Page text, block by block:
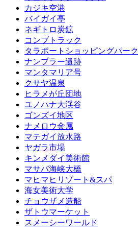
カジキ空港
バイガイ亭
ネギトロ炭鉱
コンブトラック
タラポートショッピングパーク
ナンプラー遺跡
マンタマリア号
クサヤ温泉
ヒラメが丘団地
ユノハナ大渓谷
ゴンズイ地区
ナメロウ金属
マテガイ放水路
ヤガラ市場
キンメダイ美術館
マサバ海峡大橋
マヒマヒリゾート&スパ
海女美術大学
チョウザメ造船
ザトウマーケット
スメーシーワールド